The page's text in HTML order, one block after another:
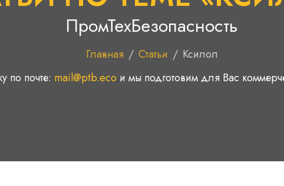
ПромТехБезопасность
Главная / Статьи / Ксилол
по почте: mail@ptb.eco и мы подготовим для Вас